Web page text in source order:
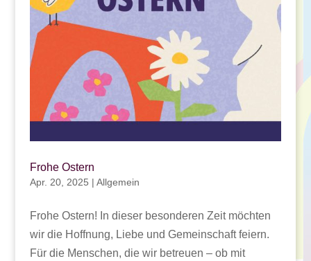
Frohe Ostern
Apr. 20, 2025 | Allgemein
Frohe Ostern! In dieser besonderen Zeit möchten
wir die Hoffnung, Liebe und Gemeinschaft feiern.
Für die Menschen, die wir betreuen – ob mit